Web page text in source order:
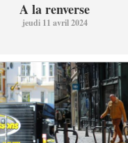
A la renverse
jeudi 11 avril 2024